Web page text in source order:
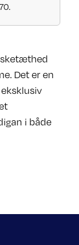
Det er en
i både